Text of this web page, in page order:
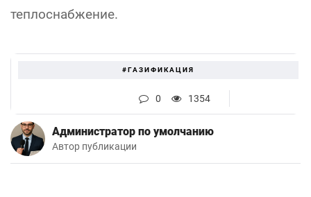
теплоснабжение.
#ГАЗИФИКАЦИЯ
0 1354
Администратор по умолчанию
Автор публикации